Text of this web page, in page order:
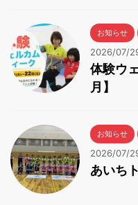
お知らせ
2026/07/
体験ウ
月】
お知らせ
2026/07/
あいち